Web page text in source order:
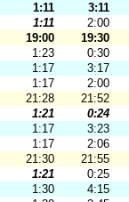
1:11
3:11
1:11
2:00
19:00
19:30
1:23
0:30
1:17
3:17
1:17
2:00
21:28
21:52
1:21
0:24
1:17
3:23
1:17
2:06
21:30
21:55
1:21
0:25
1:30
4:15